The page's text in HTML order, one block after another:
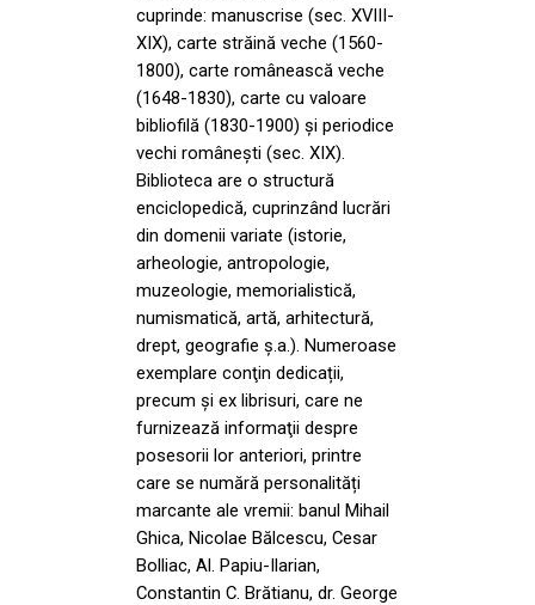
cuprinde: manuscrise (sec. XVIII-
XIX), carte străină veche (1560-
1800), carte românească veche
(1648-1830), carte cu valoare
bibliofilă (1830-1900) şi periodice
vechi româneşti (sec. XIX).
Biblioteca are o structură
enciclopedică, cuprinzând lucrări
din domenii variate (istorie,
arheologie, antropologie,
muzeologie, memorialistică,
numismatică, artă, arhitectură,
drept, geografie ș.a.). Numeroase
exemplare conţin dedicații,
precum și ex librisuri, care ne
furnizează informaţii despre
posesorii lor anteriori, printre
care se numără personalități
marcante ale vremii: banul Mihail
Ghica, Nicolae Bălcescu, Cesar
Bolliac, Al. Papiu-Ilarian,
Constantin C. Brătianu, dr. George